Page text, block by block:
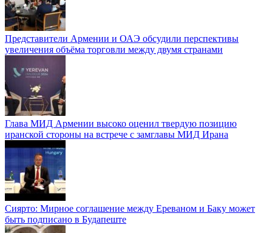
Представители Армении и ОАЭ обсудили перспективы
увеличения объёма торговли между двумя странами
Глава МИД Армении высоко оценил твердую позицию
иранской стороны на встрече с замглавы МИД Ирана
Сиярто: Мирное соглашение между Ереваном и Баку может
быть подписано в Будапеште